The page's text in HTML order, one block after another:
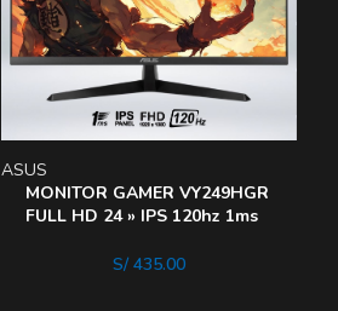
MONITOR GAMER VY249HGR
FULL HD 24 » IPS 120hz 1ms
ASUS
S/435.00